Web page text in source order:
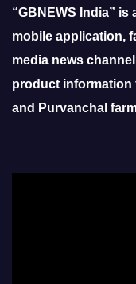
“GBNEWS India” is
mobile application,
media news
product information
and Purvanchal